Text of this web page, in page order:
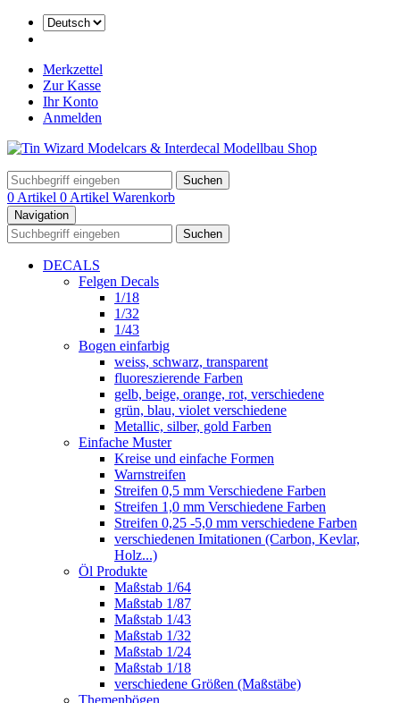
Merkzettel
Zur Kasse
Ihr Konto
Anmelden
Suchen
0 Artikel 0 Artikel Warenkorb
Navigation
Suchen
DECALS
Felgen Decals
1/18
1/32
1/43
Bogen einfarbig
weiss, schwarz, transparent
fluoreszierende Farben
gelb, beige, orange, rot, verschiedene
grün, blau, violet verschiedene
Metallic, silber, gold Farben
Einfache Muster
Kreise und einfache Formen
Warnstreifen
Streifen 0,5 mm Verschiedene Farben
Streifen 1,0 mm Verschiedene Farben
Streifen 0,25 -5,0 mm verschiedene Farben
verschiedenen Imitationen (Carbon, Kevlar,
Holz...)
Öl Produkte
Maßstab 1/64
Maßstab 1/87
Maßstab 1/43
Maßstab 1/32
Maßstab 1/24
Maßstab 1/18
verschiedene Größen (Maßstäbe)
Themenbögen